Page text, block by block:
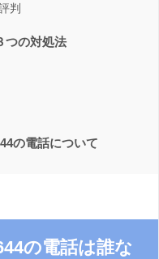
判
つの対処法
の電話について
の電話は誰な